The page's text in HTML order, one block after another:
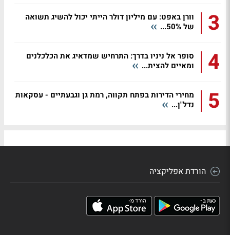
3
וורן באפט: עם מיליון דולר הייתי יכול להשיג תשואה
של 50%...
4
סופר אל ניניו בדרך: התרחיש שמדאיג את הכלכלנים
ומאיים להצית...
5
מחירי הדירות בפתח תקווה, רמת גן וגבעתיים - עסקאות
נדל"ן...
הורדת אפליקציה